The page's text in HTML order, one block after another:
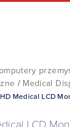
/ Medical
Medical LCD